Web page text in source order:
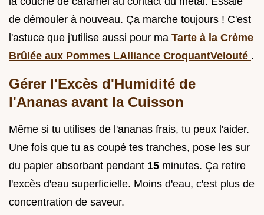
de démouler à nouveau. Ça marche toujours ! C'est
l'astuce que j'utilise aussi pour ma Tarte à la Crème
Brûlée aux Pommes LAlliance CroquantVelouté .
Gérer l'Excès d'Humidité de
l'Ananas avant la Cuisson
Même si tu utilises de l'ananas frais, tu peux l'aider.
Une fois que tu as coupé tes tranches, pose les sur
du papier absorbant pendant 15 minutes. Ça retire
l'excès d'eau superficielle. Moins d'eau, c'est plus de
concentration de saveur.